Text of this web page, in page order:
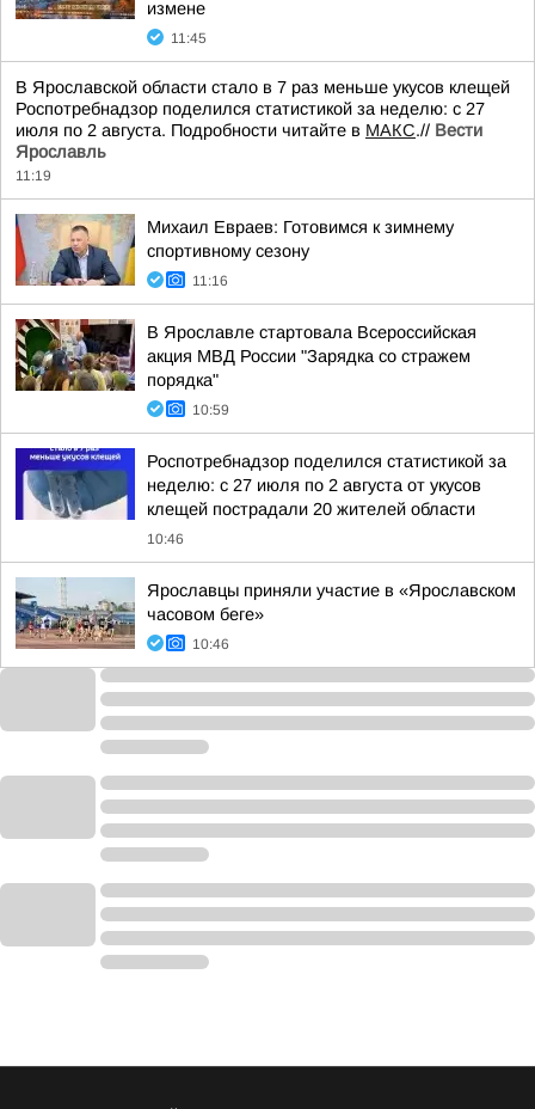
измене
11:45
В Ярославской области стало в 7 раз меньше укусов клещей
Роспотребнадзор поделился статистикой за неделю: с 27
июля по 2 августа. Подробности читайте в МАКС.// Вести
Ярославль
11:19
Михаил Евраев: Готовимся к зимнему
спортивному сезону
11:16
В Ярославле стартовала Всероссийская
акция МВД России "Зарядка со стражем
порядка"
10:59
Роспотребнадзор поделился статистикой за
неделю: с 27 июля по 2 августа от укусов
клещей пострадали 20 жителей области
10:46
Ярославцы приняли участие в «Ярославском
часовом беге»
10:46